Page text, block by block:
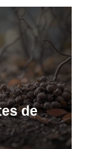
de